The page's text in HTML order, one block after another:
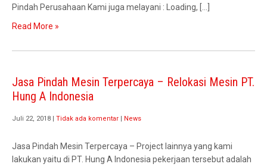
Pindah Perusahaan Kami juga melayani : Loading, […]
Read More »
Jasa Pindah Mesin Terpercaya – Relokasi Mesin PT.
Hung A Indonesia
Juli 22, 2018 Tidak ada komentar News
Jasa Pindah Mesin Terpercaya – Project lainnya yang kami
lakukan yaitu di PT. Hung A Indonesia pekerjaan tersebut adalah